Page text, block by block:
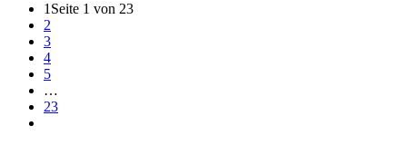
1 Seite 1 von 23
2
3
4
5
…
23